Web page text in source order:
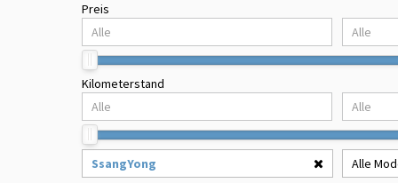
Preis
Kilometerstand
SsangYong Alle